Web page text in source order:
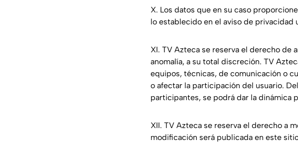
X. Los datos que en su caso
lo establecido en el aviso de privacidad
XI. TV Azteca se reserva el derecho
anomalía, a su total discreción. TV
equipos, técnicas, de comunicación o
o afectar la participación del usuario.
participantes, se podrá dar la dinámica
XII. TV Azteca se reserva el derecho a
modificación será publicada en este